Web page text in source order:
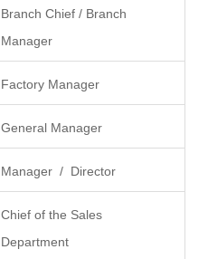
Branch Chief / Branch
Manager
Factory Manager
General Manager
Manager / Director
Chief of the Sales
Department